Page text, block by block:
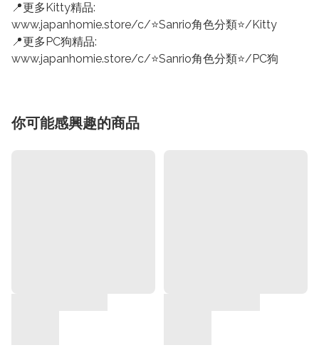
📍更多Kitty精品:
www.japanhomie.store/c/⭐Sanrio角色分類⭐/Kitty
📍更多PC狗精品:
www.japanhomie.store/c/⭐Sanrio角色分類⭐/PC狗
你可能感興趣的商品